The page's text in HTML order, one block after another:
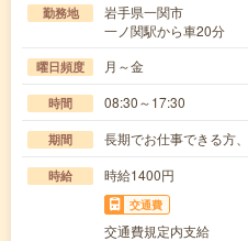
勤務地
岩手県一関市
一ノ関駅から車20分
曜日頻度 月～金
時間 08:30～17:30
期間 長期でお仕事できる方
時給 時給1400円
交通費
交通費規定内支給